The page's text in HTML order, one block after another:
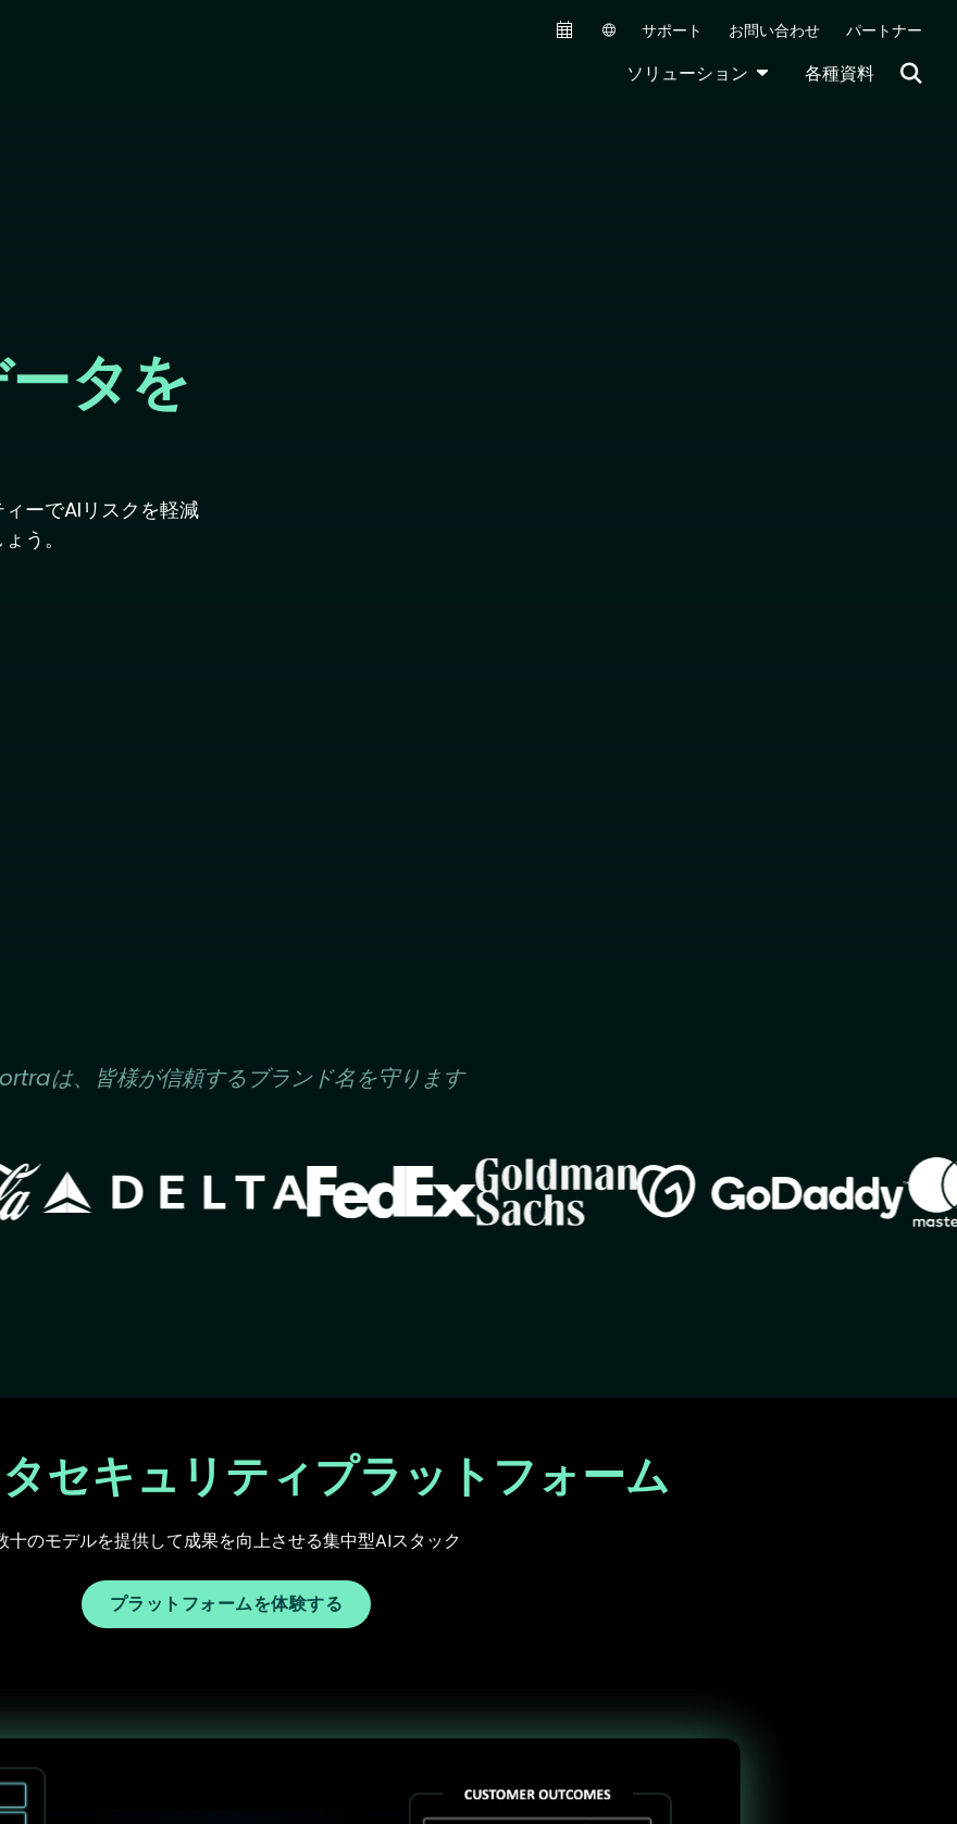
Secondary Navigation (JA)
サポート お問い合わせ パートナー
ソリューション TOGGLE DROPDOWN
各種資料
タを
ーでAIリスクを軽減
う。
は、皆様が信頼するブランド名を守ります
Image Image Image
セキュリティプラットフォーム
十のモデルを提供して成果を向上させる集中型AIスタック
プラットフォームを体験する